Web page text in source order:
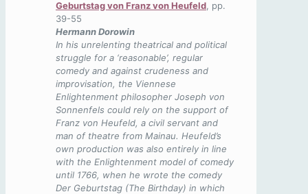
Geburtstag von Franz von Heufeld, pp.
39-55
Hermann Dorowin
In his unrelenting theatrical and political
struggle for a ‘reasonable’, regular
comedy and against crudeness and
improvisation, the Viennese
Enlightenment philosopher Joseph von
Sonnenfels could rely on the support of
Franz von Heufeld, a civil servant and
man of theatre from Mainau. Heufeld’s
own production was also entirely in line
with the Enlightenment model of comedy
until 1766, when he wrote the comedy
Der Geburtstag (The Birthday) in which